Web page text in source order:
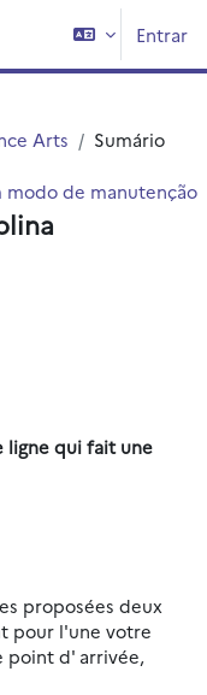
Entrar
Arts Sumário
modo de manutenção
ligne qui fait une
proposées deux
pour l'une votre
point d' arrivée,